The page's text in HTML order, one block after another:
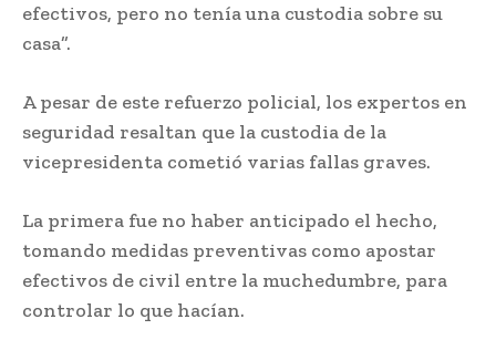
efectivos, pero no tenía una custodia sobre su
casa”.
A pesar de este refuerzo policial, los expertos en
seguridad resaltan que la custodia de la
vicepresidenta cometió varias fallas graves.
La primera fue no haber anticipado el hecho,
tomando medidas preventivas como apostar
efectivos de civil entre la muchedumbre, para
controlar lo que hacían.